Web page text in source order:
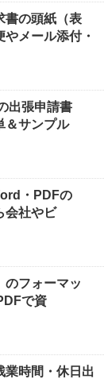
書の頭紙（表
メール添付・
出張申請書
＆サンプル
・PDFの
会社やビ
のフォーマッ
で資
業時間・休日出